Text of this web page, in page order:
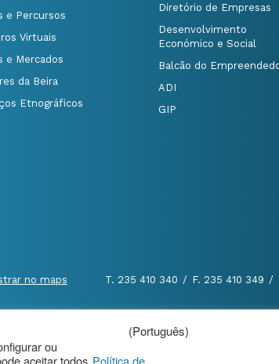
e Percursos
Virtuais
e Mercados
da Beira
Etnográficos
Diretório de Empresas
Desenvolvimento
Económico e Social
Balcão do
ADI
GIP
no maps T. 235 410 340 / F. 235 410 349 /
(Português)
ou
aceitar todos Política de